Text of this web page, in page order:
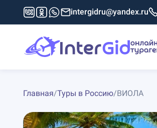
intergidru@yandex.ru
Главная/Туры в Россию/ВИОЛА